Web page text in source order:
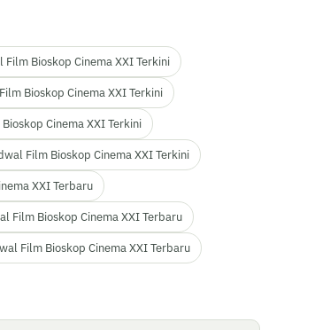
Bioskop Cinema XXI Terkini
Bioskop Cinema XXI Terkini
Cinema XXI Terkini
Film Bioskop Cinema XXI Terkini
XXI Terbaru
Film Bioskop Cinema XXI Terbaru
Film Bioskop Cinema XXI Terbaru